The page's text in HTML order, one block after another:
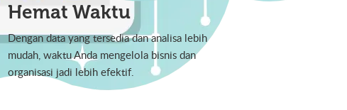
Hemat Waktu
Dengan data yang tersedia dan analisa lebih
mudah, waktu Anda mengelola bisnis dan
organisasi jadi lebih efektif.